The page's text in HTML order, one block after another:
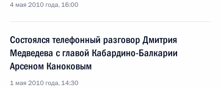
4 мая 2010 года, 16:00
Состоялся телефонный разговор Дмитрия
Медведева с главой Кабардино-Балкарии
Арсеном Каноковым
1 мая 2010 года, 14:30